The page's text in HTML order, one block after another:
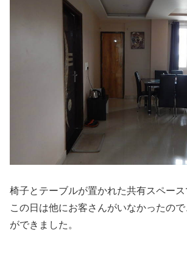
椅子とテーブルが置かれた共有スペー
この日は他にお客さんがいなかったの
ができました。